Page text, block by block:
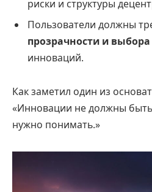
риски и структуры
Пользователи должны
прозрачности и выбора
инноваций.
Как заметил один из
«Инновации не должны
нужно понимать.»